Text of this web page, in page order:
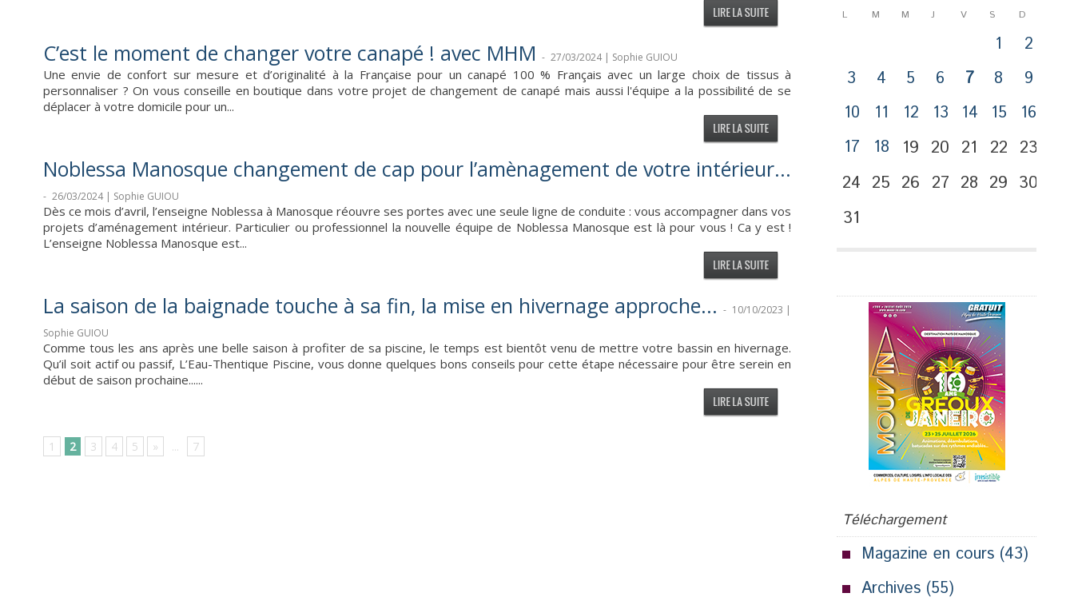
C’est le moment de changer votre canapé ! avec MHM - 27/03/2024 | Sophie GUIOU
Une envie de confort sur mesure et d’originalité à la Française pour un canapé 100 % Français avec un large choix de tissus à
personnaliser ? On vous conseille en boutique dans votre projet de changement de canapé mais aussi l'équipe a la possibilité de se
déplacer à votre domicile pour un...
Noblessa Manosque changement de cap pour l’amènagement de votre intérieur...
- 26/03/2024 | Sophie GUIOU
Dès ce mois d’avril, l’enseigne Noblessa à Manosque réouvre ses portes avec une seule ligne de conduite : vous accompagner dans vos
projets d’aménagement intérieur. Particulier ou professionnel la nouvelle équipe de Noblessa Manosque est là pour vous ! Ca y est !
L’enseigne Noblessa Manosque est...
La saison de la baignade touche à sa fin, la mise en hivernage approche... - 10/10/2023 |
Sophie GUIOU
Comme tous les ans après une belle saison à profiter de sa piscine, le temps est bientôt venu de mettre votre bassin en hivernage.
Qu’il soit actif ou passif, L’Eau-Thentique Piscine, vous donne quelques bons conseils pour cette étape nécessaire pour être serein en
début de saison prochaine......
1 2 3 4 5 » ... 7
L
M M J V S D
1
2
3
4 5 6 7 8
9
10
11 12 13 14 15
16
17
18 19 20 21 22 23
24 25 26 27 28 29 30
31
Téléchargement
Magazine en cours (43)
Archives (55)